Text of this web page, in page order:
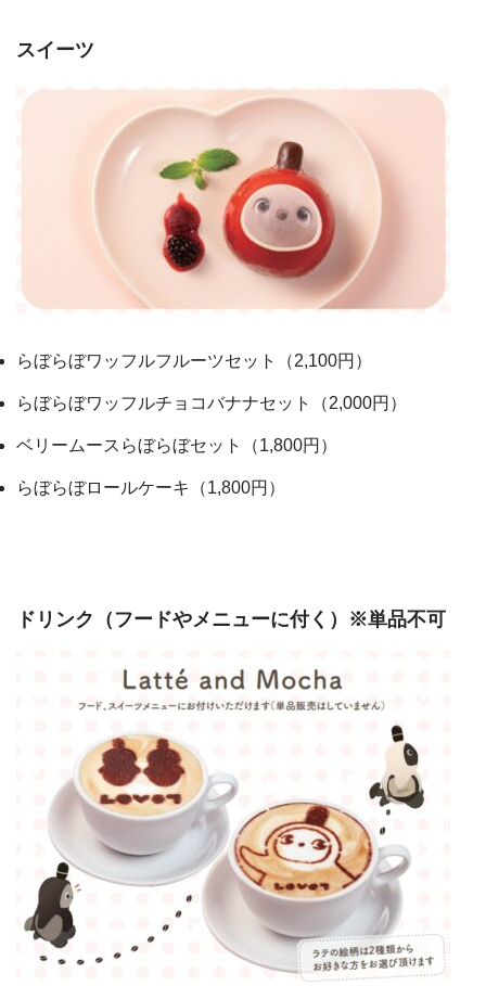
スイーツ
らぼらぼワッフルフルーツセット（2,100円）
らぼらぼワッフルチョコバナナセット（2,000円）
ベリームースらぼらぼセット（1,800円）
らぼらぼロールケーキ（1,800円）
ドリンク（フードやメニューに付く）※単品不可